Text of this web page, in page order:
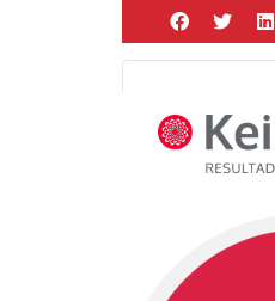
Help me
Posted by admin